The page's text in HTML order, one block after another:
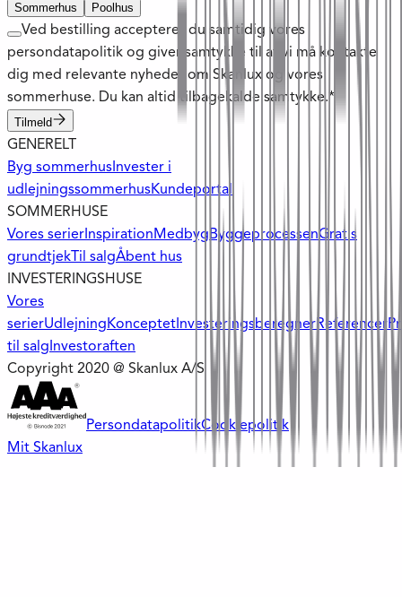
Sommerhus Poolhus
Ved bestilling accepterer du samtidig vores
persondatapolitik og giver samtykke til at vi må kontakte
dig med relevante nyheder om Skanlux og vores
sommerhuse. Du kan altid tilbagekalde samtykke.*
Tilmeld
GENERELT
Byg sommerhus Invester i
udlejningssommerhusKundeportal
SOMMERHUSE
Vores serier Inspiration MedbygByggeprocessenGratis
grundtjek Til salgÅbent hus
INVESTERINGSHUSE
Vores
serierUdlejningKonceptet InvesteringsberegnerReferencer
til salg Investoraften
Copyright 2020 @ Skanlux A/S
PersondatapolitikCookiepolitik
Mit Skanlux